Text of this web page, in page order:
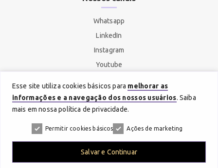
Whatsapp
LinkedIn
Instagram
Youtube
© Copyright 2026 - Prosperidade Conteúdos. Aviso de
privacidade ao usar o site.
Esse site utiliza cookies básicos para melhorar as
informações e a navegação dos nossos usuários. Saiba
mais em nossa política de privacidade.
Permitir cookies básicos Ações de marketing
Salvar e Continuar